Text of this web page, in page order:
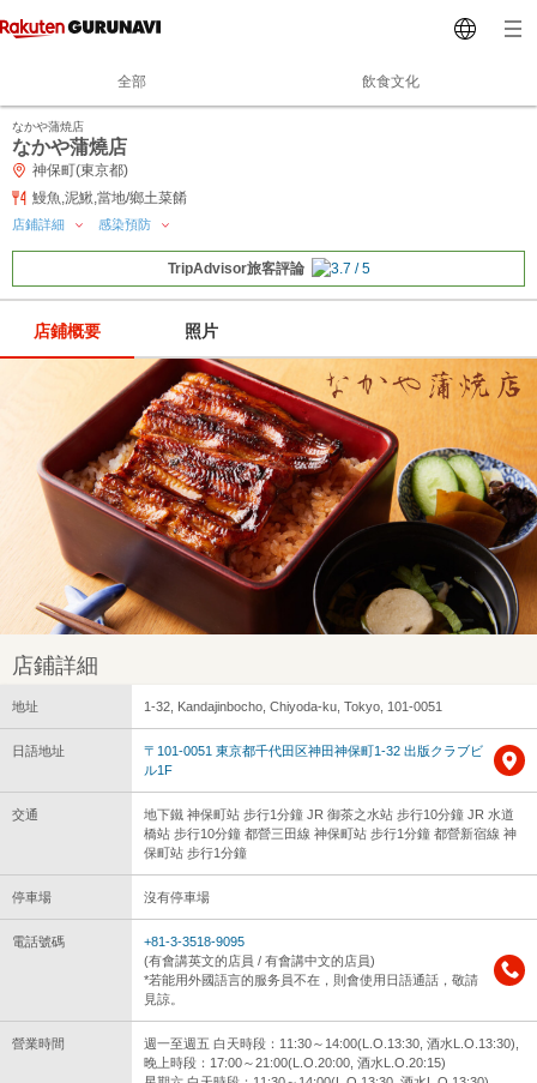
全部 飲食文化
なかや蒲焼店
なかや蒲燒店
神保町(東京都)
鰻魚,泥鰍,當地/鄉土菜餚
店鋪詳細 感染預防
TripAdvisor旅客評論
店鋪概要 照片
店鋪詳細
地址 1-32, Kandajinbocho, Chiyoda-ku, Tokyo, 101-0051
日語地址
〒101-0051 東京都千代田区神田神保町1-32 出版クラブビ
ル1F
交通
地下鐵 神保町站 步行1分鐘 JR 御茶之水站 步行10分鐘 JR 水道
橋站 步行10分鐘 都營三田線 神保町站 步行1分鐘 都營新宿線 神
保町站 步行1分鐘
停車場 沒有停車場
電話號碼
+81-3-3518-9095
(有會講英文的店員 / 有會講中文的店員)
*若能用外國語言的服务員不在，則會使用日語通話，敬請
見諒。
營業時間
週一至週五 白天時段：11:30～14:00(L.O.13:30, 酒水L.O.13:30),
晚上時段：17:00～21:00(L.O.20:00, 酒水L.O.20:15)